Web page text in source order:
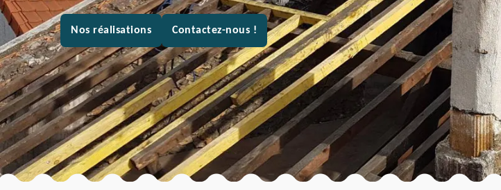
Nos réalisations Contactez-nous !